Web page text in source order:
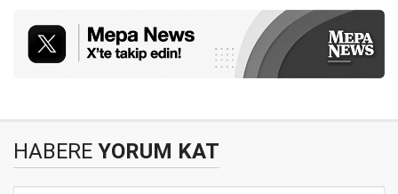
HABERE YORUM KAT